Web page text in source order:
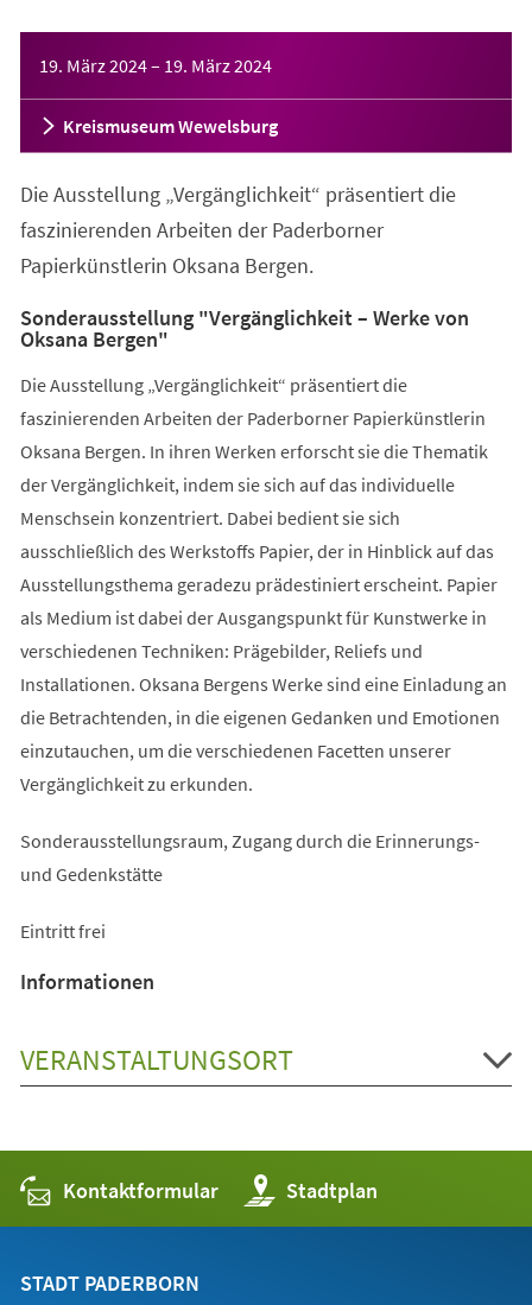
19. März 2024– 19. März 2024
Kreismuseum Wewelsburg
Die Ausstellung „Vergänglichkeit“ präsentiert die
faszinierenden Arbeiten der Paderborner
Papierkünstlerin Oksana Bergen.
Sonderausstellung "Vergänglichkeit – Werke von
Oksana Bergen"
Die Ausstellung „Vergänglichkeit“ präsentiert die
faszinierenden Arbeiten der Paderborner Papierkünstlerin
Oksana Bergen. In ihren Werken erforscht sie die Thematik
der Vergänglichkeit, indem sie sich auf das individuelle
Menschsein konzentriert. Dabei bedient sie sich
ausschließlich des Werkstoffs Papier, der in Hinblick auf das
Ausstellungsthema geradezu prädestiniert erscheint. Papier
als Medium ist dabei der Ausgangspunkt für Kunstwerke in
verschiedenen Techniken: Prägebilder, Reliefs und
Installationen. Oksana Bergens Werke sind eine Einladung an
die Betrachtenden, in die eigenen Gedanken und Emotionen
einzutauchen, um die verschiedenen Facetten unserer
Vergänglichkeit zu erkunden.
Sonderausstellungsraum, Zugang durch die Erinnerungs-
und Gedenkstätte
Eintritt frei
Informationen
VERANSTALTUNGSORT
Kontaktformular Stadtplan
(Öffnet
in
einem
STADT PADERBORN